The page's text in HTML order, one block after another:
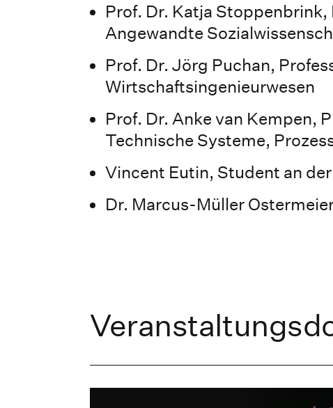
Prof. Dr. Katja
Angewandte
Prof. Dr. Jörg Puchan,
Wirtschaftsingenieurwesen
Prof. Dr. Anke van Kempen,
Technische Systeme,
Vincent Eutin, Student an
Dr. Marcus-Müller